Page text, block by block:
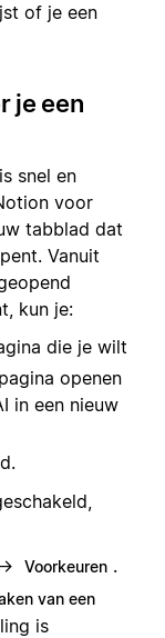
of je een
je een
snel en
voor
tabblad dat
Vanuit
kun je:
die je wilt
openen
in een nieuw
Voorkeuren .
van een
is